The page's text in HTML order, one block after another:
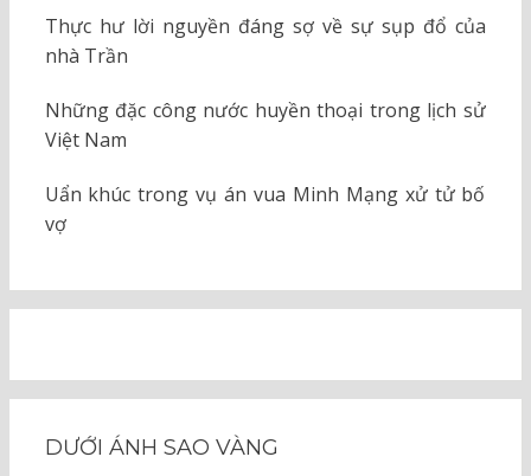
Thực hư lời nguyền đáng sợ về sự sụp đổ của
nhà Trần
Những đặc công nước huyền thoại trong lịch sử
Việt Nam
Uẩn khúc trong vụ án vua Minh Mạng xử tử bố
vợ
DƯỚI ÁNH SAO VÀNG